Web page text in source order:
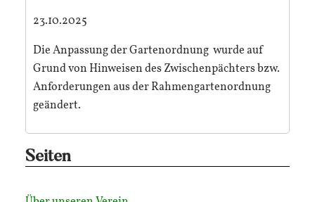
23.10.2025
Die Anpassung der Gartenordnung wurde auf
Grund von Hinweisen des Zwischenpächters bzw.
Anforderungen aus der Rahmengartenordnung
geändert.
Seiten